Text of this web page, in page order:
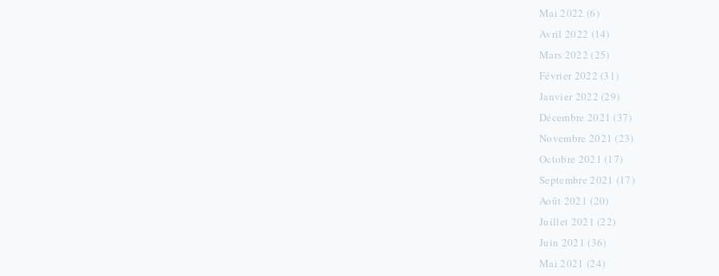
Mai 2022 (6)
Avril 2022 (14)
Mars 2022 (25)
Février 2022 (31)
Janvier 2022 (29)
Décembre 2021 (37)
Novembre 2021 (23)
Octobre 2021 (17)
Septembre 2021 (17)
Août 2021 (20)
Juillet 2021 (22)
Juin 2021 (36)
Mai 2021 (24)